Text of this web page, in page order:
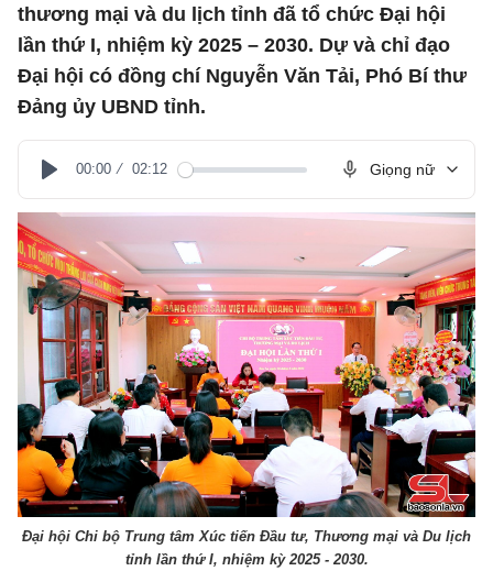
thương mại và du lịch tỉnh đã tổ chức Đại hội
lần thứ I, nhiệm kỳ 2025 – 2030. Dự và chỉ đạo
Đại hội có đồng chí Nguyễn Văn Tải, Phó Bí thư
Đảng ủy UBND tỉnh.
Play
00:00 02:12 Giọng nữ
Đại hội Chi bộ Trung tâm Xúc tiến Đầu tư, Thương mại và Du lịch
tỉnh lần thứ I, nhiệm kỳ 2025 - 2030.